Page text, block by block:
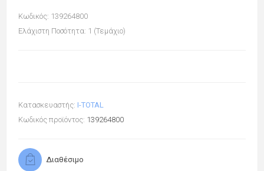
Κωδικός: 139264800
Ελάχιστη Ποσότητα: 1 (Τεμάχιο)
Κατασκευαστής: I-TOTAL
Κωδικός προϊόντος: 139264800
Διαθέσιμο